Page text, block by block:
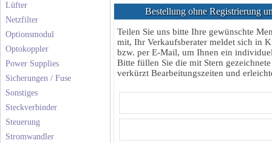
Lüfter
Netzfilter
Optionsmodul
Optokoppler
Power Supplies
Sicherungen / Fuse
Sonstiges
Steckverbinder
Steuerung
Stromwandler
Bestellung ohne Registrierung
Teilen Sie uns bitte Ihre gewünschte
mit, Ihr Verkaufsberater meldet sich in
bzw. per E-Mail, um Ihnen ein
Bitte füllen Sie die mit Stern
verkürzt Bearbeitungszeiten und